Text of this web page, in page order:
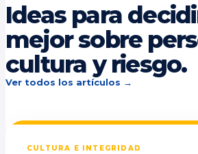
Ideas para
mejor sobre
cultura y riesgo.
Ver todos los artículos →
CULTURA E INTEGRIDAD